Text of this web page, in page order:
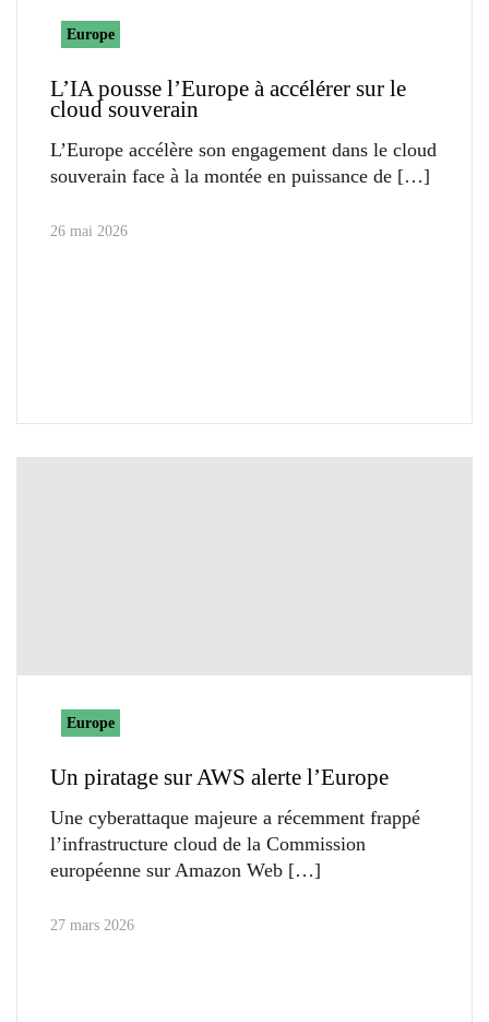
Europe
L’IA pousse l’Europe à accélérer sur le
cloud souverain
L’Europe accélère son engagement dans le cloud
souverain face à la montée en puissance de
26 mai 2026
Europe
Un piratage sur AWS alerte l’Europe
Une cyberattaque majeure a récemment frappé
l’infrastructure cloud de la Commission
européenne sur Amazon Web
27 mars 2026